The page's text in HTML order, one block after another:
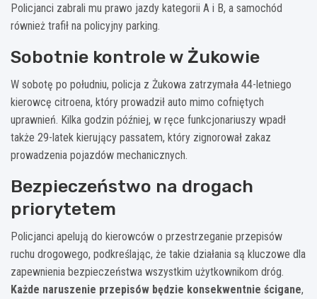
Policjanci zabrali mu prawo jazdy kategorii A i B, a samochód
również trafił na policyjny parking.
Sobotnie kontrole w Żukowie
W sobotę po południu, policja z Żukowa zatrzymała 44-letniego
kierowcę citroena, który prowadził auto mimo cofniętych
uprawnień. Kilka godzin później, w ręce funkcjonariuszy wpadł
także 29-latek kierujący passatem, który zignorował zakaz
prowadzenia pojazdów mechanicznych.
Bezpieczeństwo na drogach
priorytetem
Policjanci apelują do kierowców o przestrzeganie przepisów
ruchu drogowego, podkreślając, że takie działania są kluczowe dla
zapewnienia bezpieczeństwa wszystkim użytkownikom dróg.
Każde naruszenie przepisów będzie konsekwentnie ścigane,